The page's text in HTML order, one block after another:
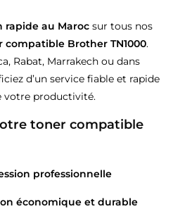
rapide au Maroc sur tous nos
compatible Brother TN1000.
Rabat, Marrakech ou dans
d’un service fiable et rapide
votre productivité.
toner compatible
professionnelle
économique et durable